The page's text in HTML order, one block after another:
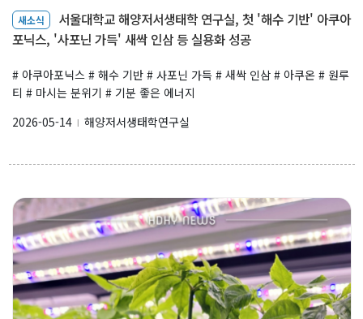
새소식
서울대학교 해양저서생태학 연구실, 첫 '해수 기반' 아쿠아
포닉스, '사포닌 가득' 새싹 인삼 등 실용화 성공
# 아쿠아포닉스 # 해수 기반 # 사포닌 가득 # 새싹 인삼 # 아쿠온 # 원루
티 # 마시는 분위기 # 기분 좋은 에너지
2026-05-14 l 해양저서생태학연구실